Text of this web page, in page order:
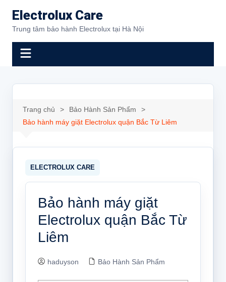
đến
phần
Electrolux Care
Trung tâm bảo hành Electrolux tại Hà Nội
Trang chủ
Bảo Hành Sản Phẩm
Bảo hành máy giặt Electrolux quận Bắc Từ Liêm
Bảo hành máy giặt
Electrolux quận Bắc Từ
Liêm
haduyson Bảo Hành Sản Phẩm